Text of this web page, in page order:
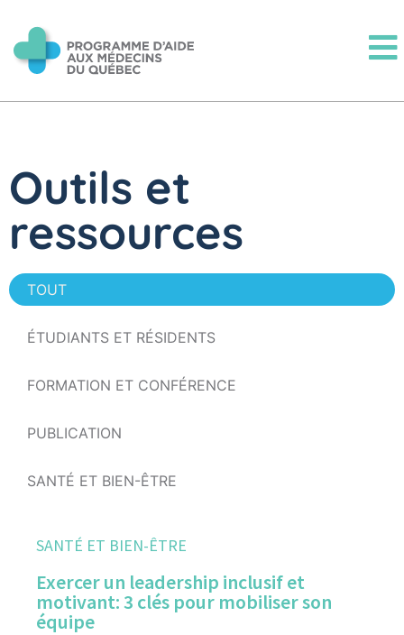
Outils et
ressources
TOUT
ÉTUDIANTS ET RÉSIDENTS
FORMATION ET CONFÉRENCE
PUBLICATION
SANTÉ ET BIEN-ÊTRE
SANTÉ ET BIEN-ÊTRE
Exercer un leadership inclusif et
motivant: 3 clés pour mobiliser son
équipe